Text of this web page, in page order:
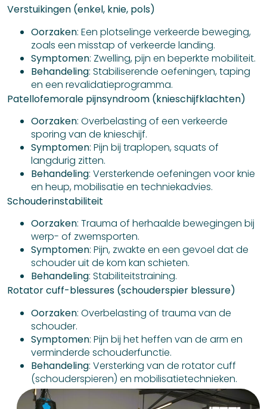
Verstuikingen (enkel, knie, pols)
Oorzaken: Een plotselinge verkeerde beweging,
zoals een misstap of verkeerde landing.
Symptomen: Zwelling, pijn en beperkte mobiliteit.
Behandeling: Stabiliserende oefeningen, taping
en een revalidatieprogramma.
Patellofemorale pijnsyndroom (knieschijfklachten)
Oorzaken: Overbelasting of een verkeerde
sporing van de knieschijf.
Symptomen: Pijn bij traplopen, squats of
langdurig zitten.
Behandeling: Versterkende oefeningen voor knie
en heup, mobilisatie en techniekadvies.
Schouderinstabiliteit
Oorzaken: Trauma of herhaalde bewegingen bij
werp- of zwemsporten.
Symptomen: Pijn, zwakte en een gevoel dat de
schouder uit de kom kan schieten.
Behandeling: Stabiliteitstraining.
Rotator cuff-blessures (schouderspier blessure)
Oorzaken: Overbelasting of trauma van de
schouder.
Symptomen: Pijn bij het heffen van de arm en
verminderde schouderfunctie.
Behandeling: Versterking van de rotator cuff
(schouderspieren) en mobilisatietechnieken.